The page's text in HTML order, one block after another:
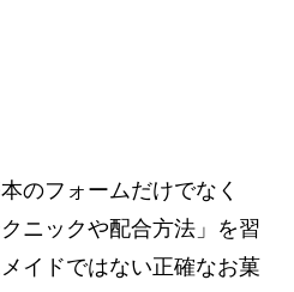
のフォームだけでなく
ニックや配合方法」を習
イドではない正確なお菓